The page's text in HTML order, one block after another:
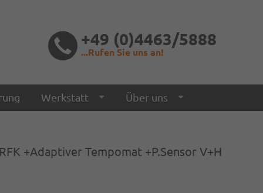
+49 (0)4463/5888
...Rufen Sie uns an!
Werkstatt Über uns
+Adaptiver Tempomat +P.Sensor V+H